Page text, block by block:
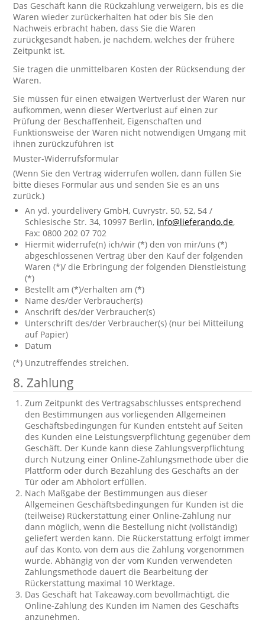
Das Geschäft kann die Rückzahlung verweigern, bis es die
Waren wieder zurückerhalten hat oder bis Sie den
Nachweis erbracht haben, dass Sie die Waren
zurückgesandt haben, je nachdem, welches der frühere
Zeitpunkt ist.
Sie tragen die unmittelbaren Kosten der Rücksendung der
Waren.
Sie müssen für einen etwaigen Wertverlust der Waren nur
aufkommen, wenn dieser Wertverlust auf einen zur
Prüfung der Beschaffenheit, Eigenschaften und
Funktionsweise der Waren nicht notwendigen Umgang mit
ihnen zurückzuführen ist
Muster-Widerrufsformular
(Wenn Sie den Vertrag widerrufen wollen, dann füllen Sie
bitte dieses Formular aus und senden Sie es an uns
zurück.)
An yd. yourdelivery GmbH, Cuvrystr. 50, 52, 54 /
Schlesische Str. 34, 10997 Berlin, info@lieferando.de,
Fax: 0800 202 07 702
Hiermit widerrufe(n) ich/wir (*) den von mir/uns (*)
abgeschlossenen Vertrag über den Kauf der folgenden
Waren (*)/ die Erbringung der folgenden Dienstleistung
(*)
Bestellt am (*)/erhalten am (*)
Name des/der Verbraucher(s)
Anschrift des/der Verbraucher(s)
Unterschrift des/der Verbraucher(s) (nur bei Mitteilung
auf Papier)
Datum
(*) Unzutreffendes streichen.
8. Zahlung
Zum Zeitpunkt des Vertragsabschlusses entsprechend
den Bestimmungen aus vorliegenden Allgemeinen
Geschäftsbedingungen für Kunden entsteht auf Seiten
des Kunden eine Leistungsverpflichtung gegenüber dem
Geschäft. Der Kunde kann diese Zahlungsverpflichtung
durch Nutzung einer Online-Zahlungsmethode über die
Plattform oder durch Bezahlung des Geschäfts an der
Tür oder am Abholort erfüllen.
Nach Maßgabe der Bestimmungen aus dieser
Allgemeinen Geschäftsbedingungen für Kunden ist die
(teilweise) Rückerstattung einer Online-Zahlung nur
dann möglich, wenn die Bestellung nicht (vollständig)
geliefert werden kann. Die Rückerstattung erfolgt immer
auf das Konto, von dem aus die Zahlung vorgenommen
wurde. Abhängig von der vom Kunden verwendeten
Zahlungsmethode dauert die Bearbeitung der
Rückerstattung maximal 10 Werktage.
Das Geschäft hat Takeaway.com bevollmächtigt, die
Online-Zahlung des Kunden im Namen des Geschäfts
anzunehmen.